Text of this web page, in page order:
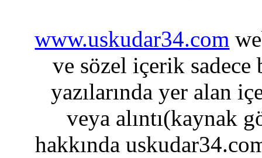
www.uskudar34.com
ve sözel içerik sadece
yazılarında yer alan
veya alıntı(kaynak
hakkında